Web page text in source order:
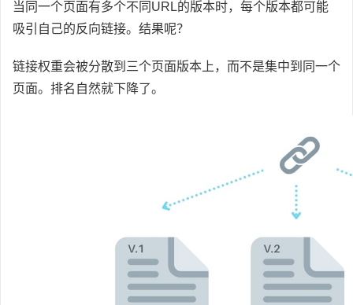
当同一个页面有多个不同URL的版本时，每个版本都可能
吸引自己的反向链接。结果呢？
链接权重会被分散到三个页面版本上，而不是集中到同一个
页面。排名自然就下降了。